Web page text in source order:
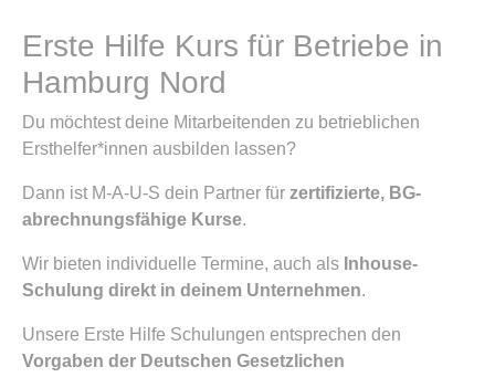
Erste Hilfe Kurs für Betriebe in
Hamburg Nord
Du möchtest deine Mitarbeitenden zu betrieblichen
Ersthelfer*innen ausbilden lassen?
Dann ist M-A-U-S dein Partner für zertifizierte, BG-
abrechnungsfähige Kurse.
Wir bieten individuelle Termine, auch als Inhouse-
Schulung direkt in deinem Unternehmen.
Unsere Erste Hilfe Schulungen entsprechen den
Vorgaben der Deutschen Gesetzlichen